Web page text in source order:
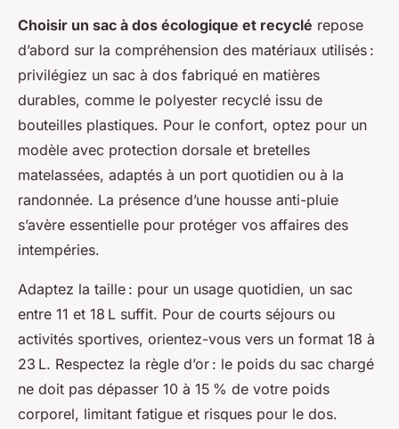
Choisir un sac à dos écologique et recyclé repose
d’abord sur la compréhension des matériaux utilisés :
privilégiez un sac à dos fabriqué en matières
durables, comme le polyester recyclé issu de
bouteilles plastiques. Pour le confort, optez pour un
modèle avec protection dorsale et bretelles
matelassées, adaptés à un port quotidien ou à la
randonnée. La présence d’une housse anti-pluie
s’avère essentielle pour protéger vos affaires des
intempéries.
Adaptez la taille : pour un usage quotidien, un sac
entre 11 et 18 L suffit. Pour de courts séjours ou
activités sportives, orientez-vous vers un format 18 à
23 L. Respectez la règle d’or : le poids du sac chargé
ne doit pas dépasser 10 à 15 % de votre poids
corporel, limitant fatigue et risques pour le dos.